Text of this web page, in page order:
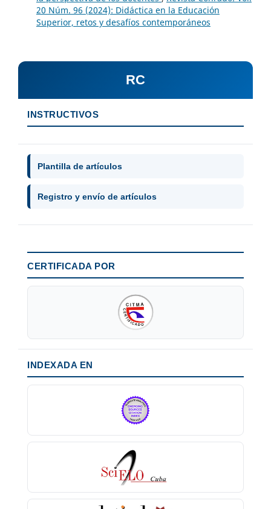
20 Núm. 96 (2024): Didáctica en la Educación
Superior, retos y desafíos contemporáneos
RC
INSTRUCTIVOS
Plantilla de artículos
Registro y envío de artículos
CERTIFICADA POR
INDEXADA EN